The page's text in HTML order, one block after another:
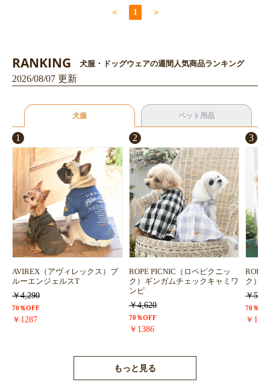
＜ 1 ＞
RANKING 犬服・ドッグウェアの週間人気商品ランキング
2026/08/07 更新
犬服 ペット用品
1
AVIREX（アヴィレックス）ブ
ルーエンジェルスT
￥4,290
70％OFF
￥1287
2
ROPE PICNIC（ロペピクニッ
ク）ギンガムチェックキャミワ
ンピ
￥4,620
70％OFF
￥1386
3
ROPE
ク）
￥
70％
￥
もっと見る